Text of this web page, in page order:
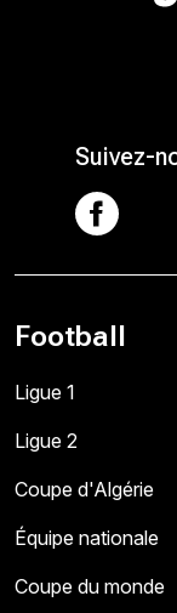
Suivez-
Football
Ligue 1
Ligue 2
Coupe d'Algérie
Équipe nationale
Coupe du monde